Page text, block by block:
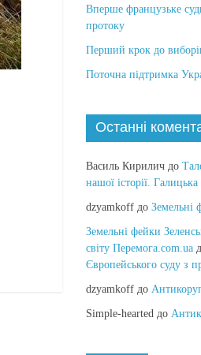
Вперше французьке
протоку
Перший крок до
Поточна підтримка
Останні
Василь Кирилич до
нашої історії.
dzyamkoff до Земельні
Земельні фейки
світу Перемога.com.ua
Європейського суду з
dzyamkoff до
Simple-hearted до